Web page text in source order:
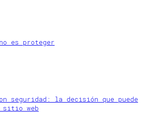
es proteger
seguridad: la decisión que puede
web